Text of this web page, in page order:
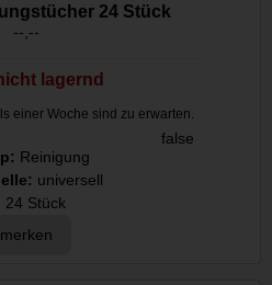
24 Stück
--,--
Reinigung
universell
24 Stück
merken
lagernd
einer Woche sind zu erwarten.
false